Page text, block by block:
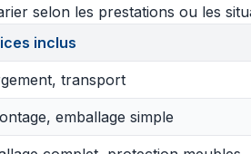
selon les prestations ou les
inclus
transport
emballage simple